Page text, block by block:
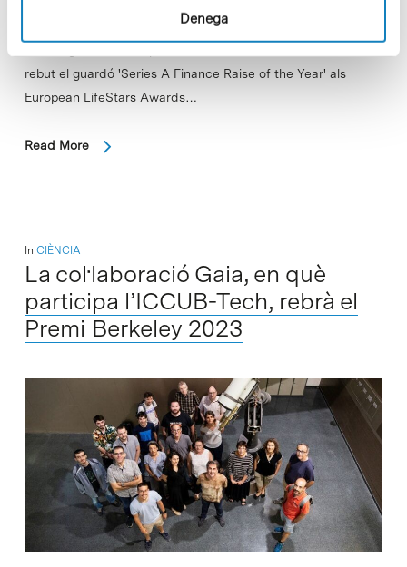
Denega
La companyia de teràpia gènica SpliceBio, basada en
rebut el guardó 'Series A Finance Raise of the Year' als
European LifeStars Awards…
Read More
In CIÈNCIA
La col·laboració Gaia, en què
participa l’ICCUB-Tech, rebrà el
Premi Berkeley 2023